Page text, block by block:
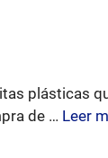
plásticas
de … Leer